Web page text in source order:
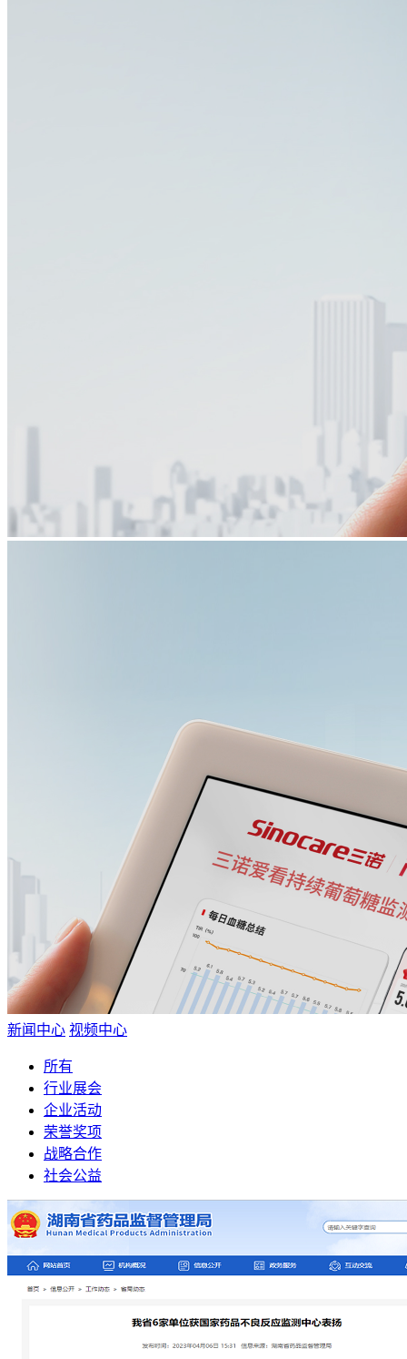
新闻中心 视频中心
所有
行业展会
企业活动
荣誉奖项
战略合作
社会公益